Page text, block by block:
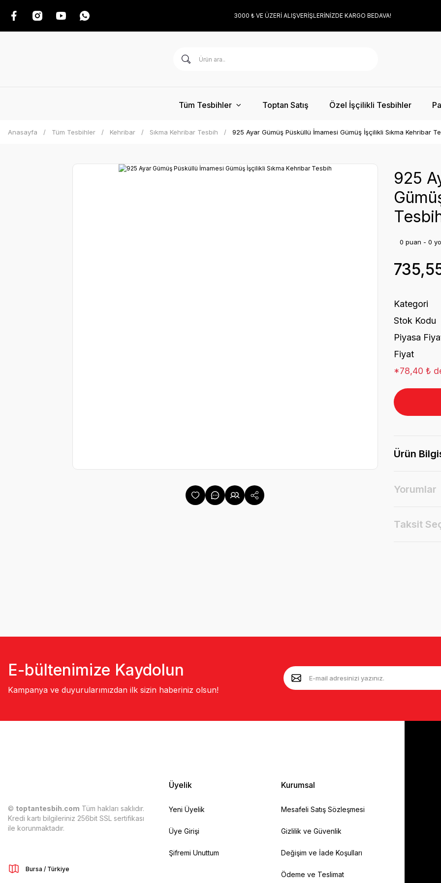
3000 ₺ VE ÜZERİ ALIŞVERİŞLERİNİZDE KARGO BEDAVA!
Tüm Tesbihler Toptan Satış Özel İşçilikli Tesbihler
Anasayfa Tüm Tesbihler Kehribar Sıkma Kehribar Tesbih 925 Ayar Gümüş Püsküllü İmamesi Gümüş İşçilikli Sıkma Kehribar
925
0 puan - 0
Kategori
Stok Kodu
Piyasa
Fiyat
*78,40 ₺
Ürün
Yorumlar
Taksit
E-bültenimize Kaydolun
Kampanya ve duyurularımızdan ilk sizin haberiniz olsun!
© toptantesbih.com Tüm hakları saklıdır.
Kredi kartı bilgileriniz 256bit SSL sertifikası
ile korunmaktadır.
Bursa / Türkiye
Üyelik
Yeni Üyelik
Üye Girişi
Şifremi Unuttum
Kurumsal
Mesafeli Satış Sözleşmesi
Gizlilik ve Güvenlik
Değişim ve İade Koşulları
Ödeme ve Teslimat